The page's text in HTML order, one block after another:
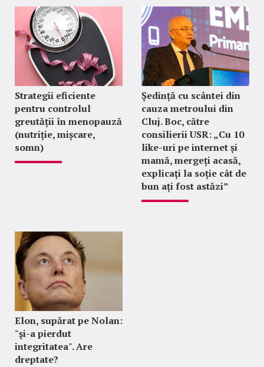
Strategii eficiente
pentru controlul
greutății în menopauză
(nutriție, mișcare,
somn)
Ședință cu scântei din
cauza metroului din
Cluj. Boc, către
consilierii USR: „Cu 10
like-uri pe internet și
mamă, mergeți acasă,
explicați la soție cât de
bun ați fost astăzi”
Elon, supărat pe Nolan:
"şi-a pierdut
integritatea". Are
dreptate?